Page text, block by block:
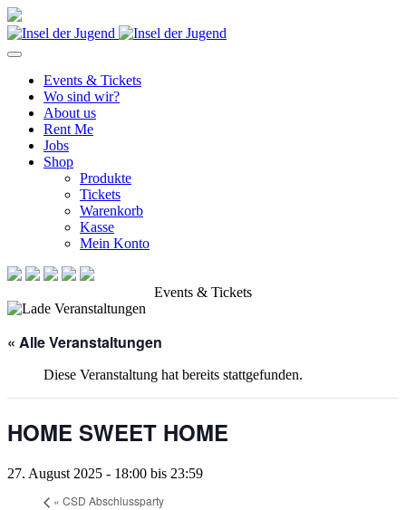
Events & Tickets
Wo sind wir?
About us
Rent Me
Jobs
Shop
Produkte
Tickets
Warenkorb
Kasse
Mein Konto
Events & Tickets
« Alle Veranstaltungen
Diese Veranstaltung hat bereits stattgefunden.
HOME SWEET HOME
27. August 2025 - 18:00 bis 23:59
« CSD Abschlussparty